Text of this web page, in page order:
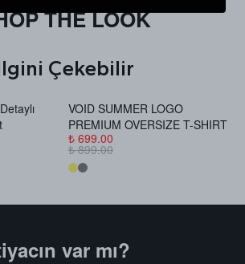
THE LOOK
Çekebilir
VOID SUMMER LOGO
PREMIUM OVERSIZE T-SHIRT
₺ 699.00
₺ 899.00
var mı?